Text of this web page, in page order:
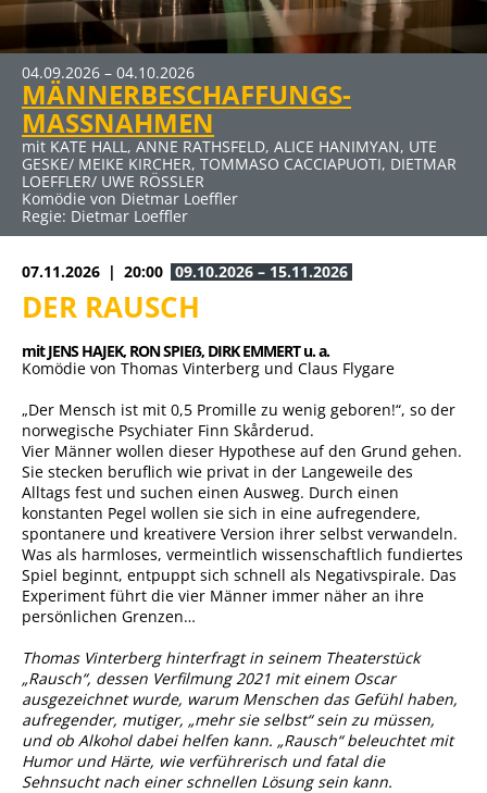
04.09.2026 – 04.10.2026
MÄNNERBESCHAFFUNGS-
MASSNAHMEN
mit KATE HALL, ANNE RATHSFELD, ALICE HANIMYAN, UTE
GESKE/ MEIKE KIRCHER, TOMMASO CACCIAPUOTI, DIETMAR
LOEFFLER/ UWE RÖSSLER
Komödie von Dietmar Loeffler
Regie: Dietmar Loeffler
09.10.2026 – 15.11.2026
DER RAUSCH
mit JENS HAJEK, RON SPIEẞ, DIRK EMMERT u. a.
Komödie von Thomas Vinterberg und Claus Flygare
27.11.2026 – 10.01.2027
ERBE GUT-ALLES GUT
mit HUGO EGON BALDER, RENÉ HEINERSDORFF u. a.
Komödie von René Heinersdorff
22.01.2027 – 07.03.2027
SCHUHE TASCHEN MÄNNER
mit BERNHARD BETTERMANN, NINA PETRI, ANDREAS PETRI
u. a.
Komödie von Stefan Vögel
Regie: Ute Willing
19.03.2027 – 25.04.2027
DER ABSCHIEDSBRIEF
mit MICHAELA MAY UND SIGMAR SOLBACH
Komödie von Audrey Schebat
07.11.2026 20:00 09.10.2026 – 15.11.2026
DER RAUSCH
mit JENS HAJEK, RON SPIEẞ, DIRK EMMERT u. a.
Komödie von Thomas Vinterberg und Claus Flygare
„Der Mensch ist mit 0,5 Promille zu wenig geboren!“, so der
norwegische Psychiater Finn Skårderud.
Vier Männer wollen dieser Hypothese auf den Grund gehen.
Sie stecken beruflich wie privat in der Langeweile des
Alltags fest und suchen einen Ausweg. Durch einen
konstanten Pegel wollen sie sich in eine aufregendere,
spontanere und kreativere Version ihrer selbst verwandeln.
Was als harmloses, vermeintlich wissenschaftlich fundiertes
Spiel beginnt, entpuppt sich schnell als Negativspirale. Das
Experiment führt die vier Männer immer näher an ihre
persönlichen Grenzen…
Thomas Vinterberg hinterfragt in seinem Theaterstück
„Rausch“, dessen Verfilmung 2021 mit einem Oscar
ausgezeichnet wurde, warum Menschen das Gefühl haben,
aufregender, mutiger, „mehr sie selbst“ sein zu müssen,
und ob Alkohol dabei helfen kann. „Rausch“ beleuchtet mit
Humor und Härte, wie verführerisch und fatal die
Sehnsucht nach einer schnellen Lösung sein kann.